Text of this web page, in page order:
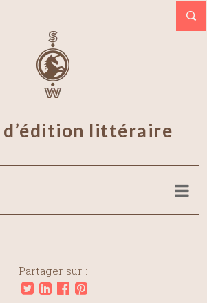
d’édition littéraire
Partager sur :